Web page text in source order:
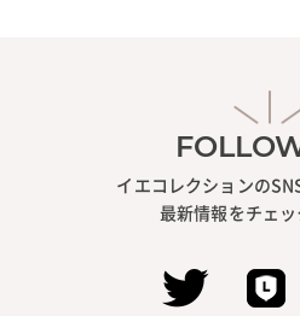
イエコレクションの
最新情報をチェッ